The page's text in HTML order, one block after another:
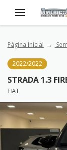
Página Inicial
2022/2022
STRADA 1.3
FIAT